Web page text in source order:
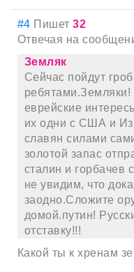
#4 Пишет32
Отвечая на
Земляк
Сейчас пойдут
еврейские
их одни с США и
славян силами
золотой запас
сталин и
не увидим, что
заодно.Сложите
домой.путин!
отставку!!!
Какой ты к хренам